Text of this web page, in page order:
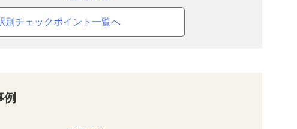
別チェックポイント一覧へ
例